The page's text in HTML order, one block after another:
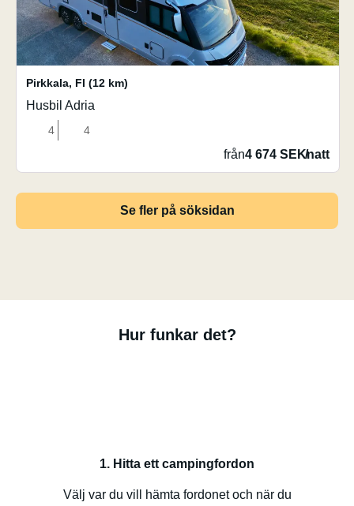
Pirkkala, FI (12 km)
Husbil Adria
4 4
från4 674 SEK/natt
Se fler på söksidan
Hur funkar det?
1. Hitta ett campingfordon
Välj var du vill hämta fordonet och när du